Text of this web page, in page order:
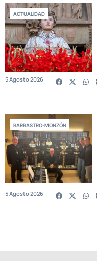
ACTUALIDAD
5 Agosto 2026
BARBASTRO-MONZÓN
5 Agosto 2026